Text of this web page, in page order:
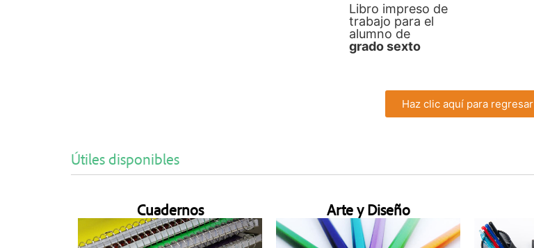
Libro impreso de
trabajo para el
alumno de
grado sexto
Haz clic aquí para regresar
Útiles disponibles
Cuadernos Arte y Diseño